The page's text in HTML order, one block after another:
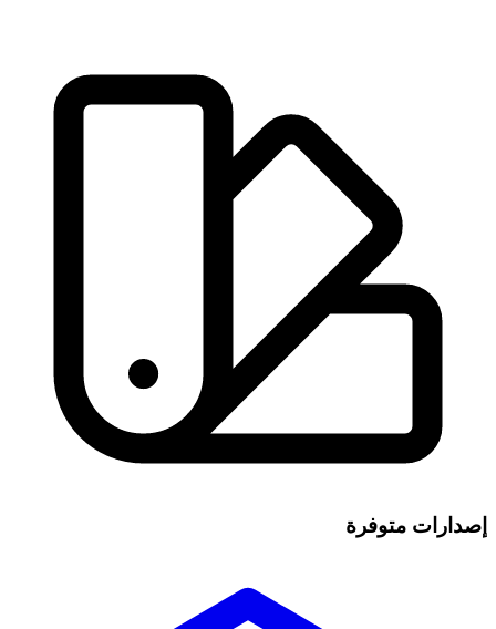
إصدارات متوفرة